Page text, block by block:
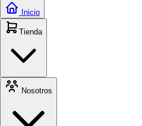
Inicio
Tienda
Nosotros